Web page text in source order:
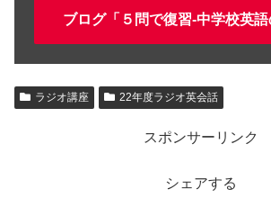
ブログ「５問で復習-中学校英
ラジオ講座 22年度ラジオ英会話
スポンサーリンク
シェアする